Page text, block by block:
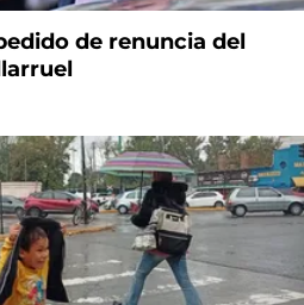
de renuncia del